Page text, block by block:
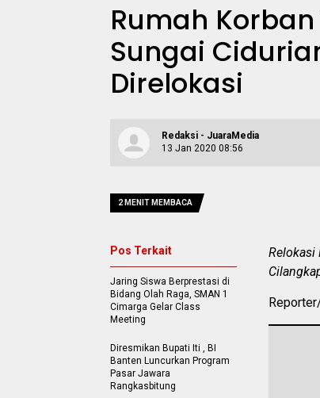
Rumah
Sungai
Direlokasi
Redaksi - JuaraMedia
13 Jan 2020 08:56
2 MENIT MEMBACA
Relokasi
Pos Terkait
Jaring Siswa Berprestasi di
Bidang Olah Raga, SMAN 1
Cimarga Gelar Class
Meeting
Diresmikan Bupati Iti , BI
Banten Luncurkan Program
Pasar Jawara
Rangkasbitung